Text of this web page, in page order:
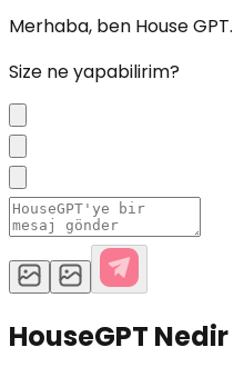
Merhaba, ben House GPT.
Size ne yapabilirim?
HouseGPT Nedir